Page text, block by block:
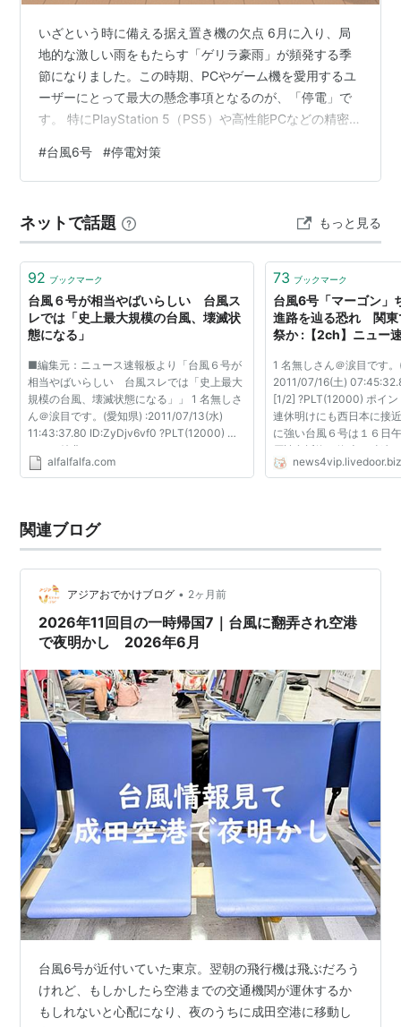
いざという時に備える据え置き機の欠点 6月に入り、局
地的な激しい雨をもたらす「ゲリラ豪雨」が頻発する季
節になりました。この時期、PCやゲーム機を愛用するユ
ーザーにとって最大の懸念事項となるのが、「停電」で
す。 特にPlayStation 5（PS5）や高性能PCなどの精密機
だけでなく本体そのものの故障を招く恐れがあります。
今回は、先日発生した台風6号での経験を交えつつ、意外
した。
#台風6号 #停電対策
ネットで話題 もっと見る
92 ブックマーク
台風６号が相当やばいらしい 台風ス
レでは「史上最大規模の台風、壊滅状
態になる」
■編集元：ニュース速報板より「台風６号が
相当やばいらしい 台風スレでは「史上最大
規模の台風、壊滅状態になる」」 1 名無しさ
ん＠涙目です。(愛知県) :2011/07/13(水)
11:43:37.80 ID:ZyDjv6vf0 ?PLT(12000) ポ
イント特典
http://www.jma.go.jp/jp/typh/typh5.html
alfalfalfa.com
73 ブックマーク
台風6号「マーゴン」
進路を辿る恐れ 関東
祭か :【2ch】ニュー
1 名無しさん＠涙目です
2011/07/16(土)
[1/2] ?PLT(12000) ポイ
連休明けにも西日本に接
に強い台風６号は１６日
原諸島近海の海上を時速
でいる。気象庁によると
関連ブログ
アジアおでかけブログ • 2ヶ月前
2026年11回目の一時帰国7｜台風に翻弄され空港
で夜明かし 2026年6月
台風6号が近付いていた東京。翌朝の飛行機は飛ぶだろう
けれど、もしかしたら空港までの交通機関が運休するか
もしれないと心配になり、夜のうちに成田空港に移動し